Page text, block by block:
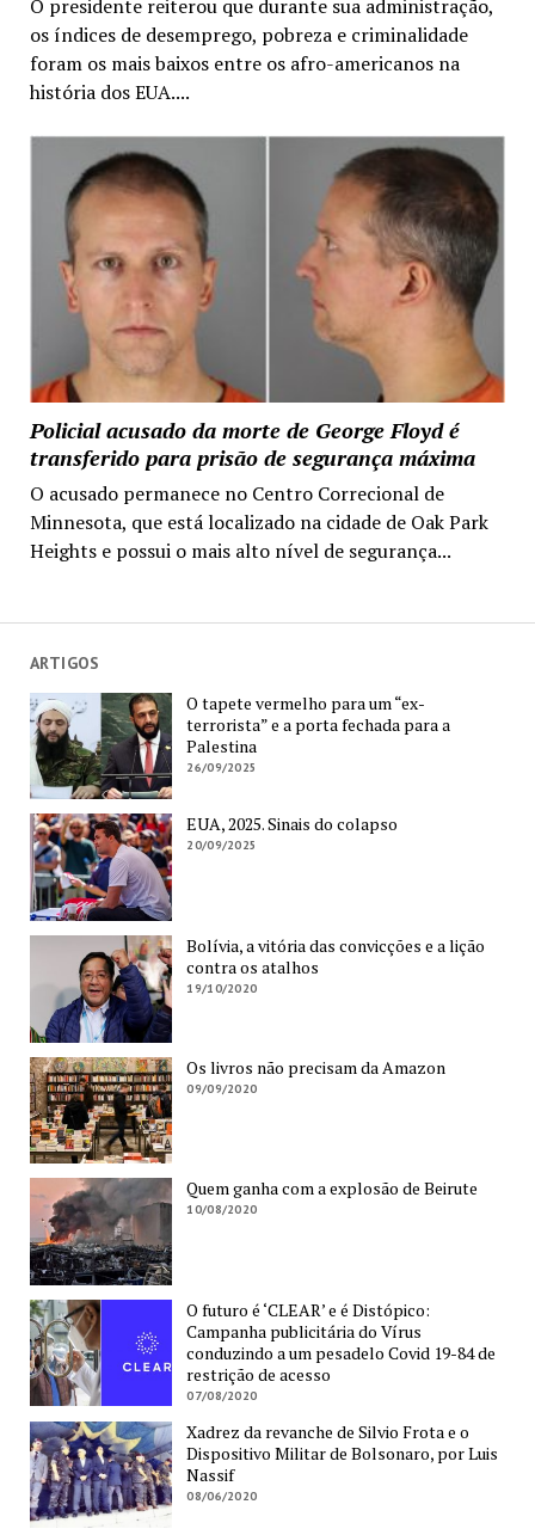
O presidente reiterou que durante sua administração,
os índices de desemprego, pobreza e criminalidade
foram os mais baixos entre os afro-americanos na
história dos EUA....
Policial acusado da morte de George Floyd é
transferido para prisão de segurança máxima
O acusado permanece no Centro Correcional de
Minnesota, que está localizado na cidade de Oak Park
Heights e possui o mais alto nível de segurança...
ARTIGOS
O tapete vermelho para um “ex-
terrorista” e a porta fechada para a
Palestina
26/09/2025
EUA, 2025. Sinais do colapso
20/09/2025
Bolívia, a vitória das convicções e a lição
contra os atalhos
19/10/2020
Os livros não precisam da Amazon
09/09/2020
Quem ganha com a explosão de Beirute
10/08/2020
O futuro é ‘CLEAR’ e é Distópico:
Campanha publicitária do Vírus
conduzindo a um pesadelo Covid 19-84 de
restrição de acesso
07/08/2020
Xadrez da revanche de Silvio Frota e o
Dispositivo Militar de Bolsonaro, por Luis
Nassif
08/06/2020